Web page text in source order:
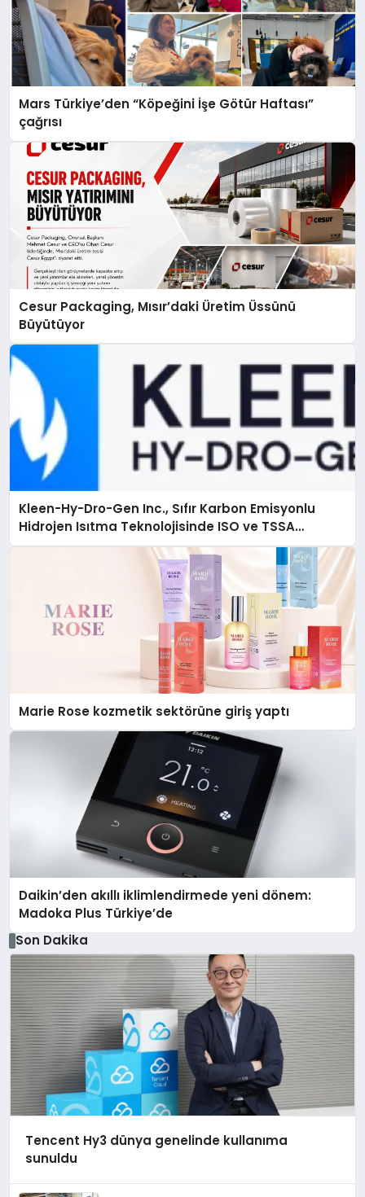
Mars Türkiye’den “Köpeğini İşe Götür Haftası”
çağrısı
Cesur Packaging, Mısır’daki Üretim Üssünü
Büyütüyor
Kleen-Hy-Dro-Gen Inc., Sıfır Karbon Emisyonlu
Hidrojen Isıtma Teknolojisinde ISO ve TSSA
Düzenleyici Onaylarını Aldı
Marie Rose kozmetik sektörüne giriş yaptı
Daikin’den akıllı iklimlendirmede yeni dönem:
Madoka Plus Türkiye’de
Son Dakika
Tencent Hy3 dünya genelinde kullanıma
sunuldu